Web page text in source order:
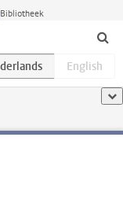
Bibliotheek